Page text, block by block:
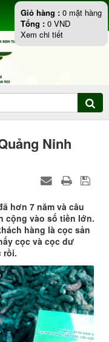
Ninh
hơn 7 năm và câu
cộng vào số tiền lớn.
hàng là cọc sản
cọc và cọc dư
rồi.
Giỏ hàng : 0 mặt hàng
Tổng : 0 VND
Xem chi tiết